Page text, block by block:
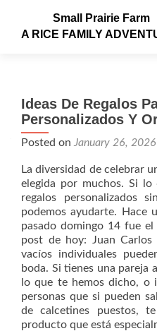
Small Prairie Farm
A RICE FAMILY
Ideas De Regalos
Personalizados Y
Posted on January 26, 2026
La diversidad de celebrar
elegida por muchos. Si lo
regalos personalizados
podemos ayudarte. Hace
pasado domingo 14 fue
post de hoy: Juan Carlos
vacíos individuales
boda. Si tienes una pareja
lo que te hemos dicho, o
personas que si pueden
de calcetines puestos,
producto que está